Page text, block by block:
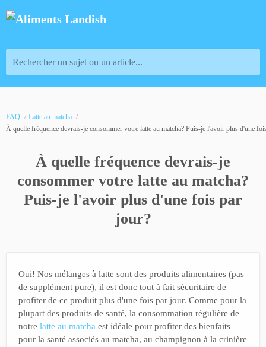
Rechercher un sujet ou un article...
FAQ
Latte au matcha
À quelle fréquence devrais-je consommer votre latte au matcha? Puis-je l'avoir plus d'une
À quelle fréquence devrais-je
consommer votre latte au matcha?
Puis-je l'avoir plus d'une fois par
jour?
Oui! Nos mélanges à latte sont des produits alimentaires (pas
de supplément pure), il est donc tout à fait sécuritaire de
profiter de ce produit plus d'une fois par jour. Comme pour la
plupart des produits de santé, la consommation régulière de
notre latte au matcha est idéale pour profiter des bienfaits
pour la santé associés au matcha, au champignon à la crinière